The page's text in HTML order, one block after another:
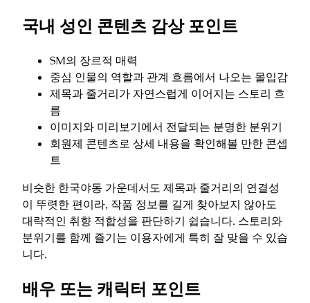
국내 성인 콘텐츠 감상 포인트
SM의 장르적 매력
중심 인물의 역할과 관계 흐름에서 나오는 몰입감
제목과 줄거리가 자연스럽게 이어지는 스토리 흐
름
이미지와 미리보기에서 전달되는 분명한 분위기
회원제 콘텐츠로 상세 내용을 확인해볼 만한 콘셉
트
비슷한 한국야동 가운데서도 제목과 줄거리의 연결성
이 뚜렷한 편이라, 작품 정보를 길게 찾아보지 않아도
대략적인 취향 적합성을 판단하기 쉽습니다. 스토리와
분위기를 함께 즐기는 이용자에게 특히 잘 맞을 수 있습
니다.
배우 또는 캐릭터 포인트